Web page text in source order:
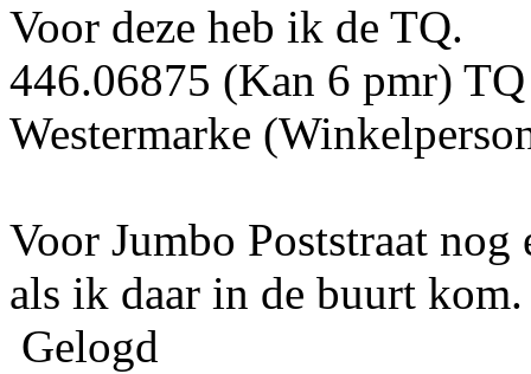
Voor deze heb ik de TQ.
446.06875 (Kan 6 pmr)
Westermarke
Voor Jumbo Poststraat nog
als ik daar in de buurt kom.
Gelogd